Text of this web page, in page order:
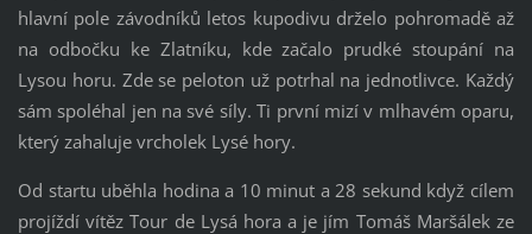
hlavní pole závodníků letos kupodivu drželo pohromadě až
na odbočku ke Zlatníku, kde začalo prudké stoupání na
Lysou horu. Zde se peloton už potrhal na jednotlivce. Každý
sám spoléhal jen na své síly. Ti první mizí v mlhavém oparu,
který zahaluje vrcholek Lysé hory.
Od startu uběhla hodina a 10 minut a 28 sekund když cílem
projíždí vítěz Tour de Lysá hora a je jím Tomáš Maršálek ze